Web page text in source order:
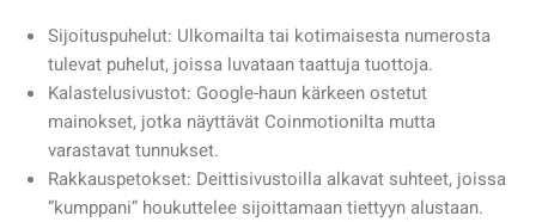
Sijoituspuhelut: Ulkomailta tai kotimaisesta numerosta
tulevat puhelut, joissa luvataan taattuja tuottoja.
Kalastelusivustot: Google-haun kärkeen ostetut
mainokset, jotka näyttävät Coinmotionilta mutta
varastavat tunnukset.
Rakkauspetokset: Deittisivustoilla alkavat suhteet, joissa
”kumppani” houkuttelee sijoittamaan tiettyyn alustaan.